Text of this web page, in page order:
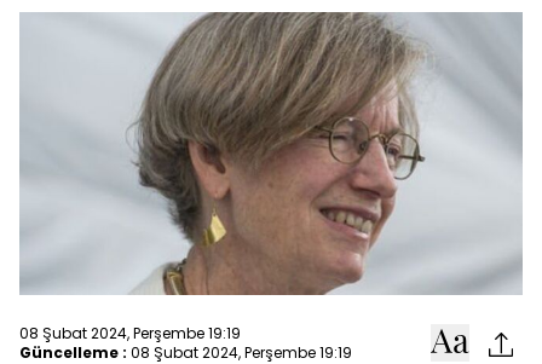
08 Şubat 2024, Perşembe 19:19
Güncelleme : 08 Şubat 2024, Perşembe 19:19